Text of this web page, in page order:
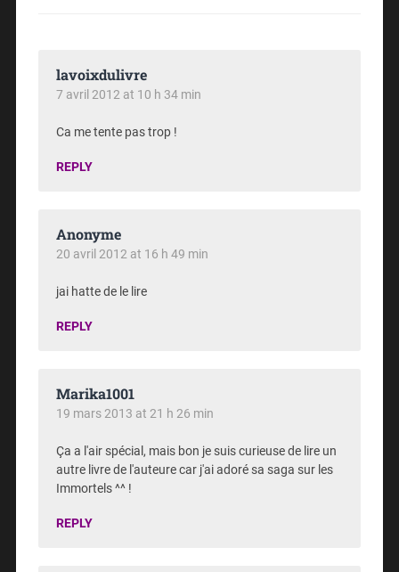
lavoixdulivre
7 avril 2012 at 10 h 34 min
Ca me tente pas trop !
REPLY
Anonyme
20 avril 2012 at 16 h 49 min
jai hatte de le lire
REPLY
Marika1001
19 mars 2013 at 21 h 26 min
Ça a l'air spécial, mais bon je suis curieuse de lire un
autre livre de l'auteure car j'ai adoré sa saga sur les
Immortels ^^ !
REPLY